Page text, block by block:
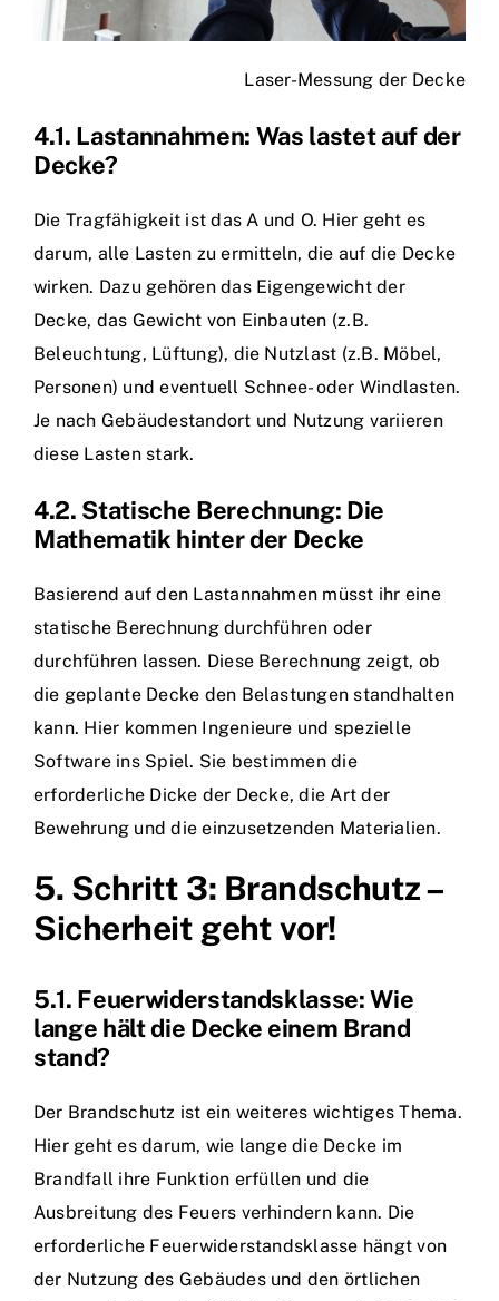
Laser-Messung der Decke
4.1. Lastannahmen: Was lastet auf der
Decke?
Die Tragfähigkeit ist das A und O. Hier geht es
darum, alle Lasten zu ermitteln, die auf die Decke
wirken. Dazu gehören das Eigengewicht der
Decke, das Gewicht von Einbauten (z.B.
Beleuchtung, Lüftung), die Nutzlast (z.B. Möbel,
Personen) und eventuell Schnee- oder Windlasten.
Je nach Gebäudestandort und Nutzung variieren
diese Lasten stark.
4.2. Statische Berechnung: Die
Mathematik hinter der Decke
Basierend auf den Lastannahmen müsst ihr eine
statische Berechnung durchführen oder
durchführen lassen. Diese Berechnung zeigt, ob
die geplante Decke den Belastungen standhalten
kann. Hier kommen Ingenieure und spezielle
Software ins Spiel. Sie bestimmen die
erforderliche Dicke der Decke, die Art der
Bewehrung und die einzusetzenden Materialien.
5. Schritt 3: Brandschutz –
Sicherheit geht vor!
5.1. Feuerwiderstandsklasse: Wie
lange hält die Decke einem Brand
stand?
Der Brandschutz ist ein weiteres wichtiges Thema.
Hier geht es darum, wie lange die Decke im
Brandfall ihre Funktion erfüllen und die
Ausbreitung des Feuers verhindern kann. Die
erforderliche Feuerwiderstandsklasse hängt von
der Nutzung des Gebäudes und den örtlichen